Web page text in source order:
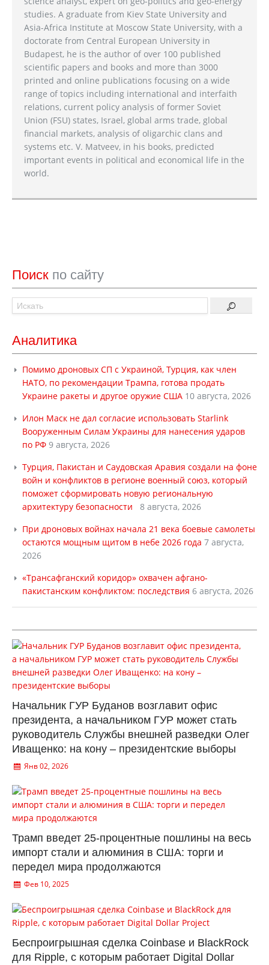
studies. A graduate from Kiev State University and
Asia-Africa Institute at Moscow State University, with a
doctorate from Central European University in
Budapest, he is the author of over 100 published
scientific papers and books and more than 3000
printed and online publications focusing on a wide
range of topics including international and interfaith
relations, current policy analysis of former Soviet
Union (FSU) states, Israel, global arms trade, global
financial markets, analysis of oligarchic clans and
systems etc. V. Matveev, in his books, predicted
important events in political and economical life in the
world.
Поиск по сайту
Аналитика
Помимо дроновых СП с Украиной, Турция, как член
НАТО, по рекомендации Трампа, готова продать
Украине ракеты и другое оружие США 10 августа, 2026
Илон Маск не дал согласие использовать Starlink
Вооруженным Силам Украины для нанесения ударов
по РФ 9 августа, 2026
Турция, Пакистан и Саудовская Аравия создали на фоне
войн и конфликтов в регионе военный союз, который
поможет сформировать новую региональную
архитектуру безопасности
8 августа, 2026
При дроновых войнах начала 21 века боевые самолеты
остаются мощным щитом в небе 2026 года 7 августа,
2026
«Трансафганский коридор» охвачен афгано-
пакистанским конфликтом: последствия 6 августа, 2026
Начальник ГУР Буданов возглавит офис
президента, а начальником ГУР может стать
руководитель Службы внешней разведки Олег
Иващенко: на кону – президентские выборы
Янв 02, 2026
Трамп введет 25-процентные пошлины на весь
импорт стали и алюминия в США: торги и
передел мира продолжаются
Фев 10, 2025
Беспроигрышная сделка Coinbase и BlackRock
для Ripple, с которым работает Digital Dollar